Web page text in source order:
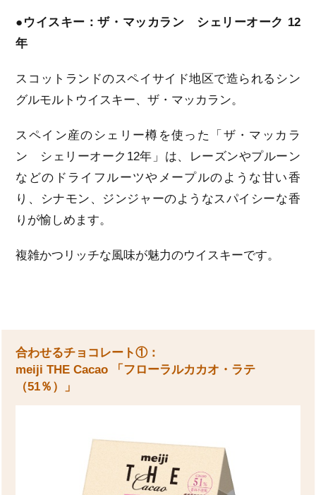
●ウイスキー：ザ・マッカラン シェリーオーク 12
年
スコットランドのスペイサイド地区で造られるシン
グルモルトウイスキー、ザ・マッカラン。
スペイン産のシェリー樽を使った「ザ・マッカラ
ン シェリーオーク12年」は、レーズンやプルーン
などのドライフルーツやメープルのような甘い香
り、シナモン、ジンジャーのようなスパイシーな香
りが愉しめます。
複雑かつリッチな風味が魅力のウイスキーです。
合わせるチョコレート①：
meiji THE Cacao 「フローラルカカオ・ラテ
（51％）」